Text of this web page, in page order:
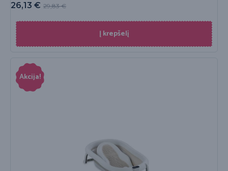
29,83€
26,13 €
Į krepšelį
Akcija!